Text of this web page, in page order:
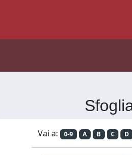
Vai a: 0-9 A B C D